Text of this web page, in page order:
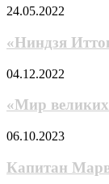
Рио
себе
в
игры»
анонс
тизер
исекая,
собравшего
«Ниндзя
—
анонс
и
тизер
аниме
про
ниндзя
24.05.2022
«Ниндзя
«Мир
звёзд»
тизер
подробности
аниме
04.12.2022
«Мир великих
Капитан
снова
нужна
06.10.2023
Капитан